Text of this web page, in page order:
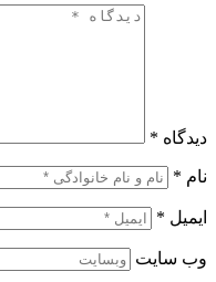
دیدگاه *
نام *
ایمیل *
وب‌ سایت